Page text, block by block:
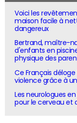
Voici les
maison facile à
dangereux
Bertrand, maître-
d'enfants en
physique des
Ce Français
violence grâce à
Les neurologues
pour le cerveau et